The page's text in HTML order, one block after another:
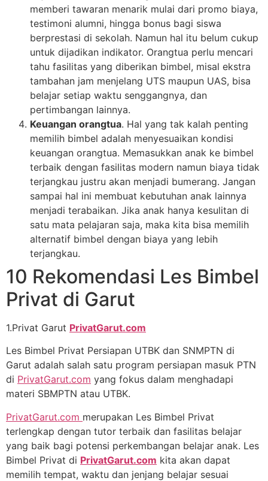
memberi tawaran menarik mulai dari promo biaya,
testimoni alumni, hingga bonus bagi siswa
berprestasi di sekolah. Namun hal itu belum cukup
untuk dijadikan indikator. Orangtua perlu mencari
tahu fasilitas yang diberikan bimbel, misal ekstra
tambahan jam menjelang UTS maupun UAS, bisa
belajar setiap waktu senggangnya, dan
pertimbangan lainnya.
Keuangan orangtua. Hal yang tak kalah penting
memilih bimbel adalah menyesuaikan kondisi
keuangan orangtua. Memasukkan anak ke bimbel
terbaik dengan fasilitas modern namun biaya tidak
terjangkau justru akan menjadi bumerang. Jangan
sampai hal ini membuat kebutuhan anak lainnya
menjadi terabaikan. Jika anak hanya kesulitan di
satu mata pelajaran saja, maka kita bisa memilih
alternatif bimbel dengan biaya yang lebih
terjangkau.
10 Rekomendasi Les Bimbel
Privat di Garut
1.Privat Garut PrivatGarut.com
Les Bimbel Privat Persiapan UTBK dan SNMPTN di
Garut adalah salah satu program persiapan masuk PTN
di PrivatGarut.com yang fokus dalam menghadapi
materi SBMPTN atau UTBK.
PrivatGarut.com merupakan Les Bimbel Privat
terlengkap dengan tutor terbaik dan fasilitas belajar
yang baik bagi potensi perkembangan belajar anak. Les
Bimbel Privat di PrivatGarut.com kita akan dapat
memilih tempat, waktu dan jenjang belajar sesuai